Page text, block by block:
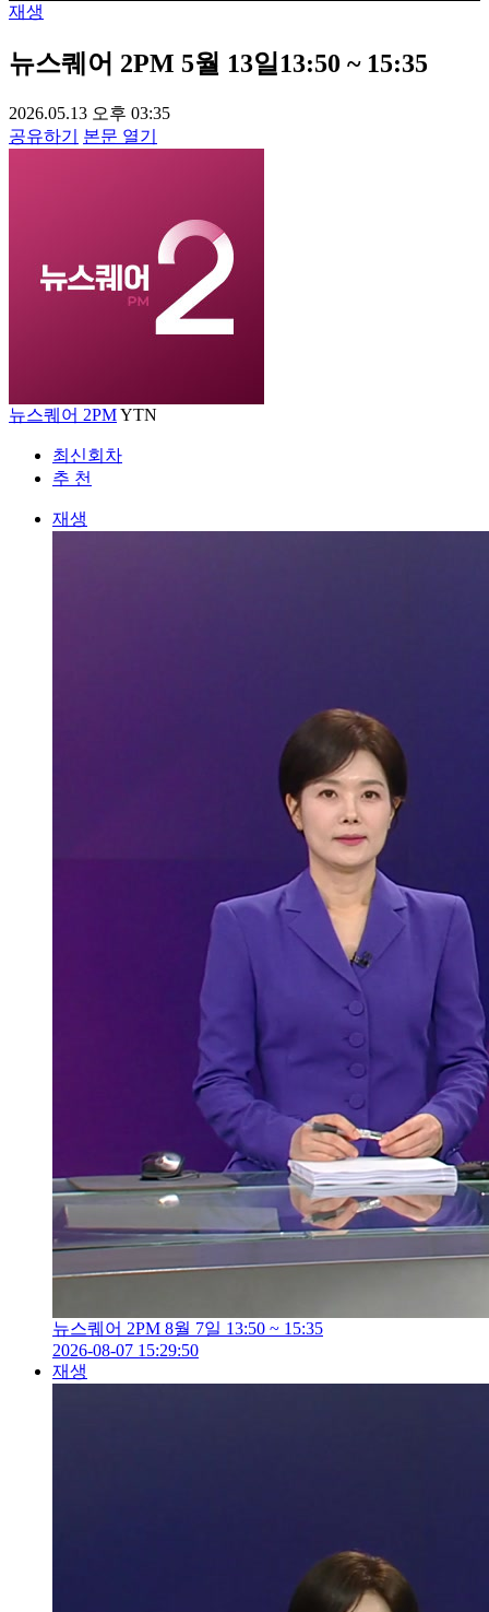
재생
뉴스퀘어 2PM 5월 13일13:50 ~ 15:35
2026.05.13 오후 03:35
공유하기
본문 열기
뉴스퀘어 2PMYTN
최신회차
추 천
재생
뉴스퀘어 2PM 8월 7일 13:50 ~ 15:35
2026-08-07 15:29:50
재생